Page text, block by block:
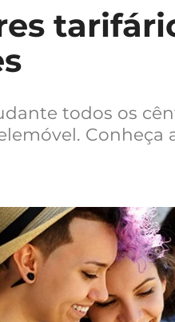
todos os
Conheça